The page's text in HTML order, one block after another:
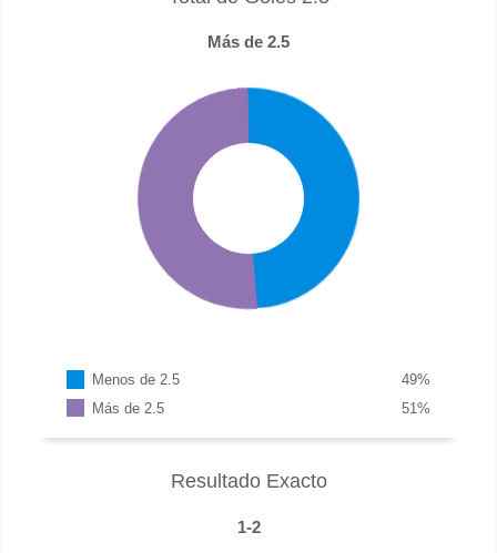
Más de 2.5
Menos de 2.5 %
49
Más de 2.5
%
51
Resultado Exacto
1-2